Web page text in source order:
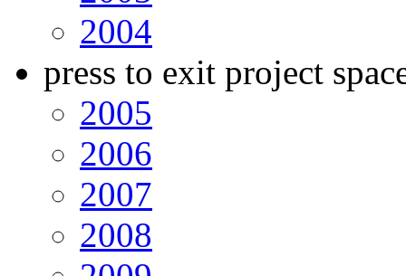
2004
press to exit project
2005
2006
2007
2008